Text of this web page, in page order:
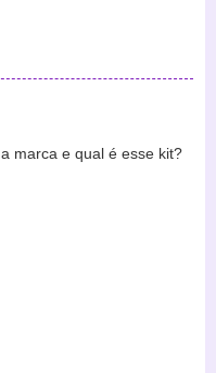
marca e qual é esse kit?